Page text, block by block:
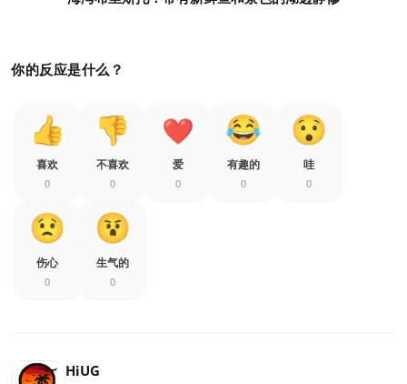
你的反应是什么？
喜欢
0
不喜欢
0
爱
0
有趣的
0
哇
0
伤心
0
生气的
0
HiUG